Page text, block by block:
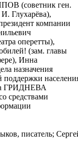
(советник ген.
Глухарёва),
компании
оперетты),
(зам. главы
Инна
назначения
ГРИДНЕВА
средствами
писатель;